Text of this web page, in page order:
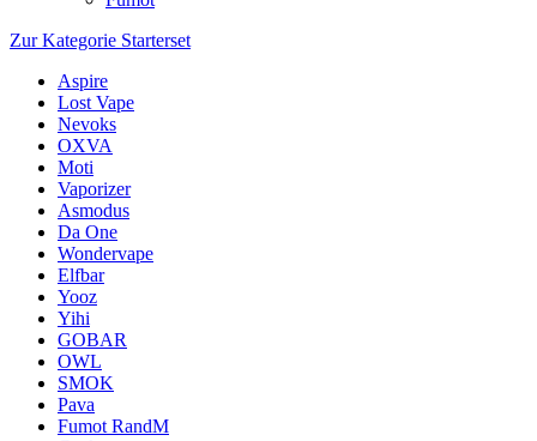
Zur Kategorie Starterset
Aspire
Lost Vape
Nevoks
OXVA
Moti
Vaporizer
Asmodus
Da One
Wondervape
Elfbar
Yooz
Yihi
GOBAR
OWL
SMOK
Pava
Fumot RandM